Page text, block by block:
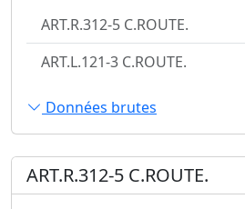
ART.R.312-5 C.ROUTE.
ART.L.121-3 C.ROUTE.
Données brutes
ART.R.312-5 C.ROUTE.